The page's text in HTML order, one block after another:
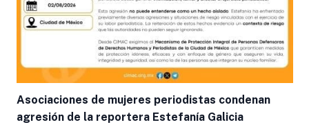
Asociaciones de mujeres periodistas condenan
agresión de la reportera Estefanía Galicia